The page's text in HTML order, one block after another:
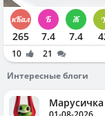
265 7.4 7.4
10
21
Интересные блоги
Марусичка